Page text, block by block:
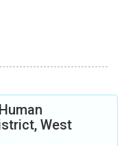
West